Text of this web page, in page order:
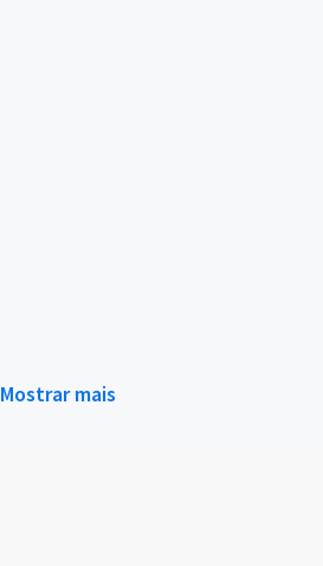
Mostrar mais